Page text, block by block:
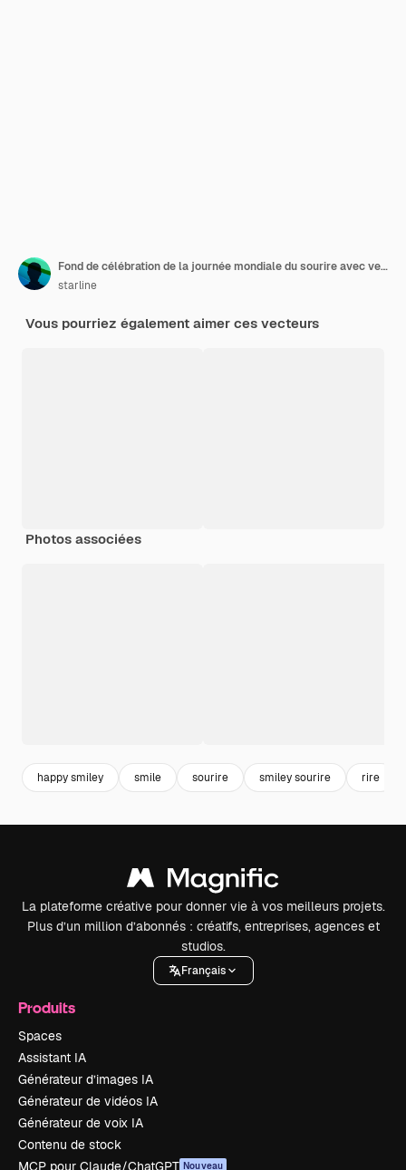
Fond de célébration de la journée mondiale du sourire avec vecteur de visage souriant de dessin animé
starline
Vous pourriez également aimer ces vecteurs
Photos associées
happy smiley smile sourire smiley sourire rire
La plateforme créative pour donner vie à vos meilleurs projets.
Plus d’un million d’abonnés : créatifs, entreprises, agences et
studios.
Français
Produits
Spaces
Assistant IA
Générateur d’images IA
Générateur de vidéos IA
Générateur de voix IA
Contenu de stock
MCP pour Claude/ChatGPT Nouveau